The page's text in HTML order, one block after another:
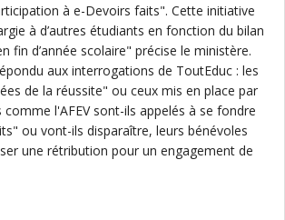
à e-Devoirs faits". Cette initiative
à d’autres étudiants en fonction du bilan
fin d’année scolaire" précise le ministère.
aux interrogations de ToutEduc : les
de la réussite" ou ceux mis en place par
l'AFEV sont-ils appelés à se fondre
ou vont-ils disparaître, leurs bénévoles
une rétribution pour un engagement de